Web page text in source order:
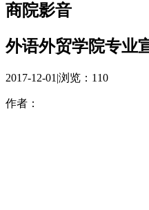
商院影音
外语外贸学院专业
2017-12-01 |浏览： 110
作者：